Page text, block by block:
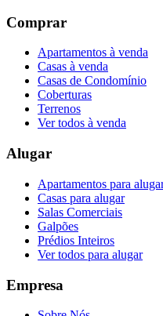
Comprar
Apartamentos à venda
Casas à venda
Casas de Condomínio
Coberturas
Terrenos
Ver todos à venda
Alugar
Apartamentos para
Casas para alugar
Salas Comerciais
Galpões
Prédios Inteiros
Ver todos para alugar
Empresa